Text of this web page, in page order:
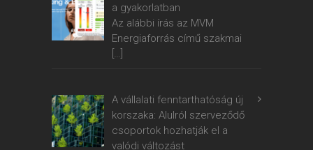
a gyakorlatban
Az alábbi írás az MVM
Energiaforrás című szakmai
[…]
A vállalati fenntarthatóság új
korszaka: Alulról szerveződő
csoportok hozhatják el a
valódi változást